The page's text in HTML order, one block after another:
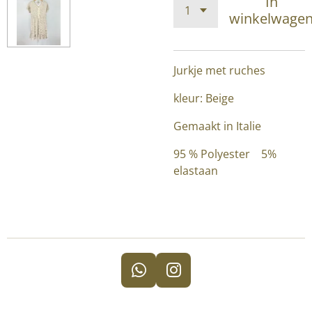
Jurkje met ruches
kleur: Beige
Gemaakt in Italie
95 % Polyester 5%
elastaan
W
h
I
n